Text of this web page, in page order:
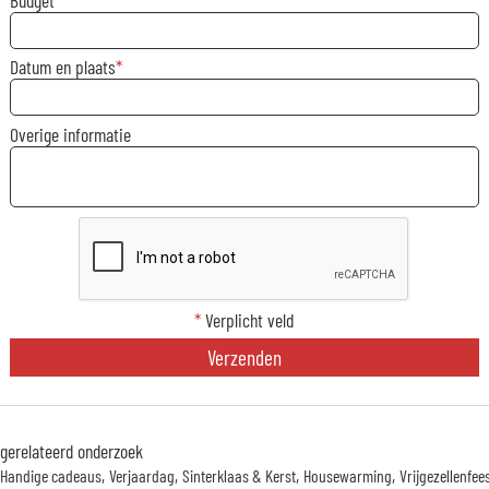
Datum en plaats
Overige informatie
*Verplicht veld
Verzenden
gerelateerd onderzoek
Handige cadeaus Verjaardag Sinterklaas & Kerst Housewarming